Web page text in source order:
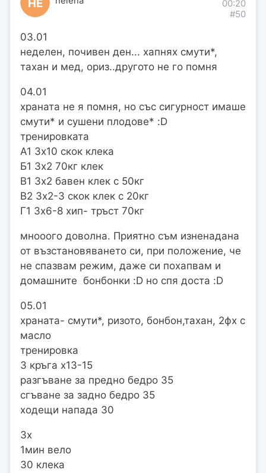
HE
00:20
#50
03.01
неделен, почивен ден... хапнях смути*,
тахан и мед, ориз..другото не го помня
04.01
храната не я помня, но със сигурност имаше
смути* и сушени плодове* :D
тренировката
А1 3х10 скок клека
Б1 3х2 70кг клек
В1 3х2 бавен клек с 50кг
В2 3х2-3 скок клек с 20кг
Г1 3х6-8 хип- тръст 70кг
мнооого доволна. Приятно съм изненадана
от възстановяването си, при положение, че
не спазвам режим, даже си похапвам и
домашните бонбонки :D но спя доста :D
05.01
храната- смути*, ризото, бонбон,тахан, 2фх с
масло
тренировка
3 кръга х13-15
разгъване за предно бедро 35
сгъване за задно бедро 35
ходещи напада 30
3х
1мин вело
30 клека